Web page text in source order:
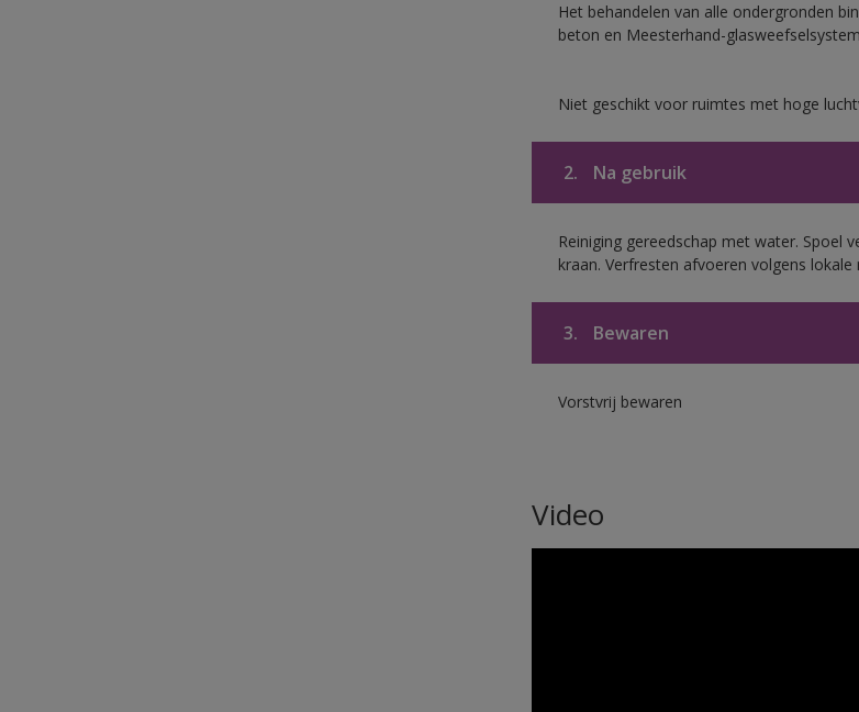
Het behandelen van alle ondergronden
beton en Meesterhand-
Niet geschikt voor ruimtes met hoge
2. Na gebruik
Reiniging gereedschap met water.
kraan. Verfresten afvoeren volgens lokale
3. Bewaren
Vorstvrij bewaren
Video